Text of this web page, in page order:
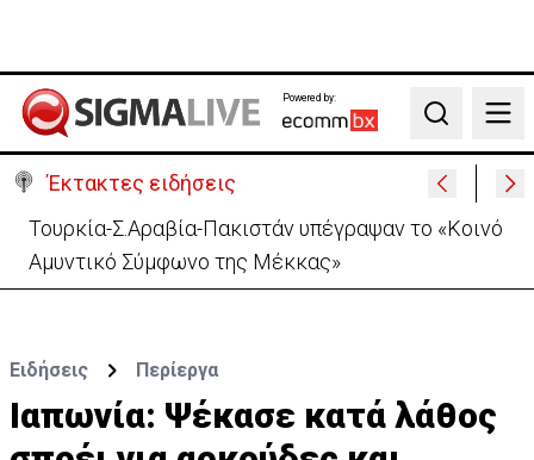
Powered by:
Search
Έκτακτες ειδήσεις
Τουρκία-Σ.Αραβία-Πακιστάν υπέγραψαν το «Κοινό
Αμυντικό Σύμφωνο της Μέκκας»
Ειδήσεις Περίεργα
Ιαπωνία: Ψέκασε κατά λάθος